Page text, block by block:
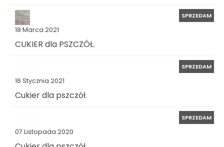
18 Marca 2021
SPRZEDAM
CUKIER dla PSZCZÓŁ.
16 Stycznia 2021
SPRZEDAM
Cukier dla pszczół.
07 Listopada 2020
SPRZEDAM